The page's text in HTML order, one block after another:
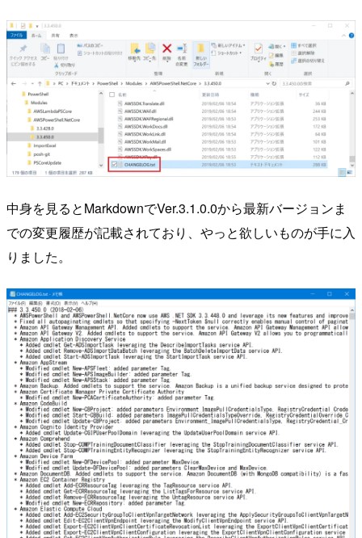
中身を見るとMarkdownでVer.3.1.0.0から最新バージョンま
での変更履歴が記載されており、やっと欲しいものが手に入
りました。